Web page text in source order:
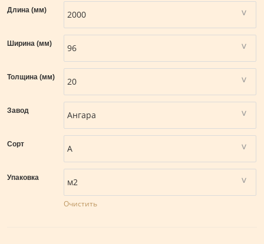
Длина (мм)
Ширина (мм)
Толщина (мм)
Завод
Сорт
Упаковка
Очистить